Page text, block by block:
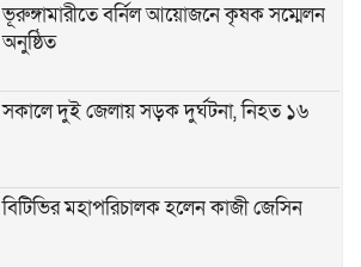
ভূরুঙ্গামারীতে বর্নিল আয়োজনে কৃষক সম্মেলন
অনুষ্ঠিত
সকালে দুই জেলায় সড়ক দুর্ঘটনা, নিহত ১৬
বিটিভির মহাপরিচালক হলেন কাজী জেসিন